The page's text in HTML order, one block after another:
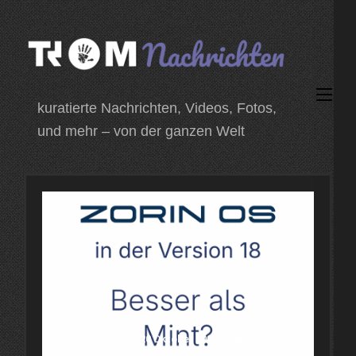
Zum
Inhalt
springen
drücken)
kuratierte Nachrichten, Videos, Fotos,
und mehr – von der ganzen Welt
20 Oktober 2025